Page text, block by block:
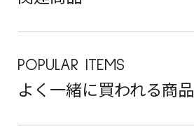
POPULAR ITEMS
よく一緒に買われる商品